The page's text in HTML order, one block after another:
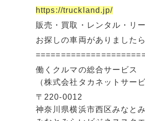
https://truckland.jp/
販売・買取・レンタル・リ
お探しの車両がありました
働くクルマの総合サービス
（株式会社タカネットサービ
〒220-0012
神奈川県横浜市西区みなと